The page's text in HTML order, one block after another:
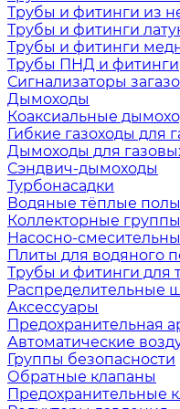
Трубы и фитинги из
Трубы и фитинги
Трубы и фитинги
Трубы ПНД и фитинги
Сигнализаторы
Дымоходы
Коаксиальные
Гибкие газоходы для
Дымоходы для
Сэндвич-дымоходы
Турбонасадки
Водяные тёплые полы
Коллекторные группы
Насосно-
Плиты для водяного
Трубы и фитинги для
Распределительные
Аксессуары
Предохранительная
Автоматические
Группы безопасности
Обратные клапаны
Предохранительные